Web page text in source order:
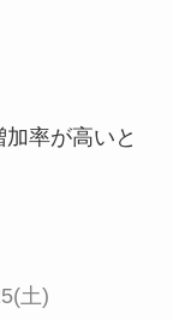
率が高いと
土)